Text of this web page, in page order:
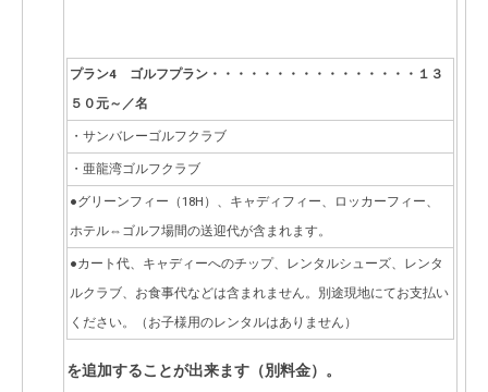
プラン4 ゴルフプラン・・・・・・・・・・・・・・・・１３
５０元～／名
・サンバレーゴルフクラブ
・亜龍湾ゴルフクラブ
●グリーンフィー（18H）、キャディフィー、ロッカーフィー、
ホテル⇔ゴルフ場間の送迎代が含まれます。
●カート代、キャディーへのチップ、レンタルシューズ、レンタ
ルクラブ、お食事代などは含まれません。別途現地にてお支払い
ください。（お子様用のレンタルはありません）
を追加することが出来ます（別料金）。